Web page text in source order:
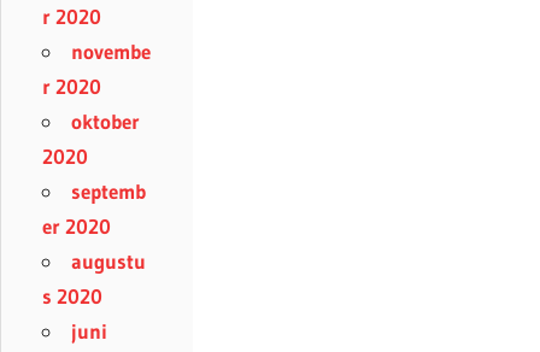
r 2020
novembe
r 2020
oktober
2020
septemb
er 2020
augustu
s 2020
juni